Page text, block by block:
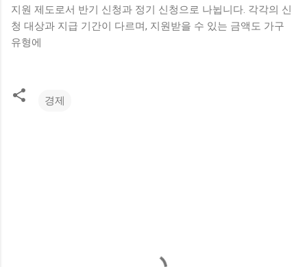
지원 제도로서 반기 신청과 정기 신청으로 나뉩니다. 각각의 신
청 대상과 지급 기간이 다르며, 지원받을 수 있는 금액도 가구
유형에
경제